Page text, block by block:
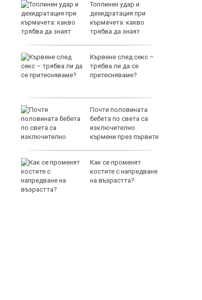
Топлинен удар и
дехидратация при
кърмачета: какво
трябва да знаят
Кървене след секс –
трябва ли да се
притесняваме?
Почти половината
бебета по света са
изключително
кърмени през първите
Как се променят
костите с напредване
на възрастта?